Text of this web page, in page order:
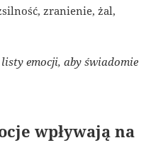
zranienie, żal,
emocji, aby świadomie
wpływają na